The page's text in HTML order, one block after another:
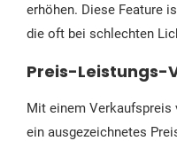
erhöhen. Diese Feature
die oft bei schlechten
Preis-Leistungs-
Mit einem Verkaufspreis
ein ausgezeichnetes